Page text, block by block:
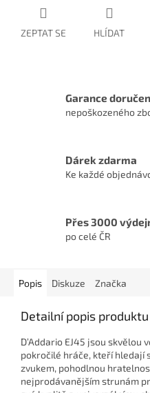
ZEPTAT SE HLÍDAT
Garance
nepoškozeného
Dárek zdarma
Ke každé
Přes 3000
po celé ČR
Popis Diskuze Značka
Detailní popis produktu
D’Addario EJ45 jsou skvělou
pokročilé hráče, kteří hledají
zvukem, pohodlnou
nejprodávanějším strunám